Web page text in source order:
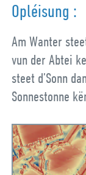
Opléisung :
Am Wanter
vun der Abtei
steet d’Sonn
Sonnestonne